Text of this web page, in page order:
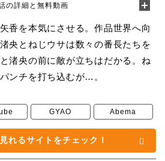
の詳細と無料動画
香を本気にさせる。作品世界へ向
央とねじウサは数々の番長たちを
渚央の前に敵が立ちはだかる。ね
ンチを打ち込むが…。
GYAO Abema
れるサイトをチェック！